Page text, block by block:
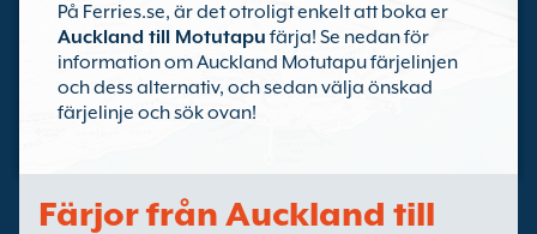
På Ferries.se, är det otroligt enkelt att boka er
Auckland till Motutapufärja! Se nedan för
information om Auckland Motutapu färjelinjen
och dess alternativ, och sedan välja önskad
färjelinje och sök ovan!
Färjor från Auckland till